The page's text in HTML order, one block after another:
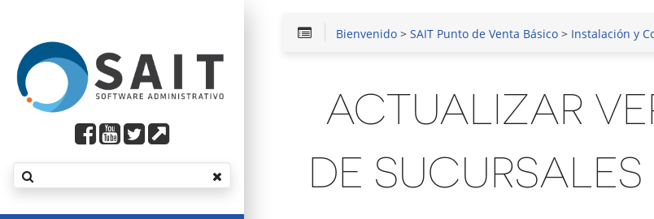
Bienvenido >SAIT Punto de Venta Básico > Instalación y
ACTUALIZAR
DE